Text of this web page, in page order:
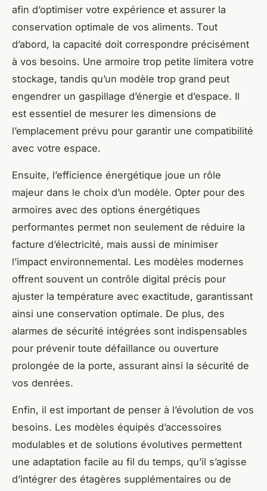
afin d’optimiser votre expérience et assurer la
conservation optimale de vos aliments. Tout
d’abord, la capacité doit correspondre précisément
à vos besoins. Une armoire trop petite limitera votre
stockage, tandis qu’un modèle trop grand peut
engendrer un gaspillage d’énergie et d’espace. Il
est essentiel de mesurer les dimensions de
l’emplacement prévu pour garantir une compatibilité
avec votre espace.
Ensuite, l’efficience énergétique joue un rôle
majeur dans le choix d’un modèle. Opter pour des
armoires avec des options énergétiques
performantes permet non seulement de réduire la
facture d’électricité, mais aussi de minimiser
l’impact environnemental. Les modèles modernes
offrent souvent un contrôle digital précis pour
ajuster la température avec exactitude, garantissant
ainsi une conservation optimale. De plus, des
alarmes de sécurité intégrées sont indispensables
pour prévenir toute défaillance ou ouverture
prolongée de la porte, assurant ainsi la sécurité de
vos denrées.
Enfin, il est important de penser à l’évolution de vos
besoins. Les modèles équipés d’accessoires
modulables et de solutions évolutives permettent
une adaptation facile au fil du temps, qu’il s’agisse
d’intégrer des étagères supplémentaires ou de